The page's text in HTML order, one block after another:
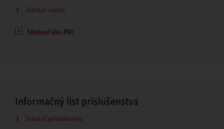
Zobraziť všetko
Stiahnuť ako PDF
Informačný list príslušenstva
Zobraziť príslušenstvo